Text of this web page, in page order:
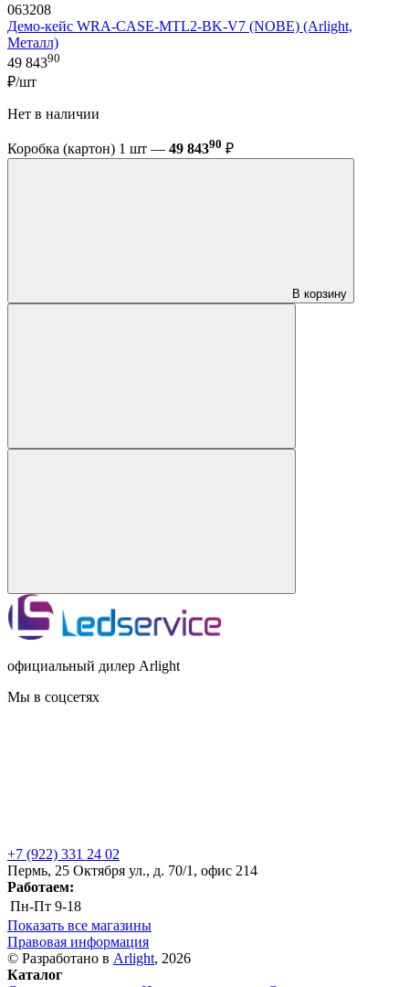
063208
Демо-кейс WRA-CASE-MTL2-BK-V7 (NOBE) (Arlight,
Металл)
49 84390
₽/шт
Нет в наличии
Коробка (картон) 1 шт — 49 84390 ₽
В корзину
официальный дилер Arlight
Мы в соцсетях
+7 (922) 331 24 02
Пермь, 25 Октября ул., д. 70/1, офис 214
Работаем:
Пн-Пт 9-18
Показать все магазины
Правовая информация
© Разработано в Arlight, 2026
Каталог